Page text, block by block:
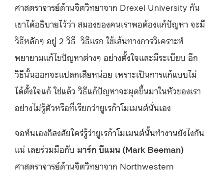
ศาสตราจารย์ด้านจิตวิทยาจาก Drexel University กัน
เขาได้อธิบายไว้ว่า สมองของคนเราพอต้องแก้ปัญหา จะมี
วิธีหลักๆ อยู่ 2 วิธี วิธีแรก ใช้เส้นทางการวิเคราะห์
พยายามแก้ไขปัญหาต่างๆ อย่างตั้งใจและมีระเบียบ อีก
วิธีนั้นออกจะแปลกเสียหน่อย เพราะเป็นการแก้แบบไม่
ได้ตั้งใจแก้ ใช่แล้ว วิธีแก้ปัญหาจะผุดขึ้นมาในหัวของเรา
อย่างไม่รู้ตัวหรือที่เรียกว่ายูเรก้าโมเมนต์นั่นเอง
จอห์นเองก็สงสัยใคร่รู้ว่ายูเรก้าโมเมนต์นั้นทำงานยังไงกัน
แน่ เลยร่วมมือกับ มาร์ก บีแมน (Mark Beeman)
ศาสตราจารย์ด้านจิตวิทยาจาก Northwestern